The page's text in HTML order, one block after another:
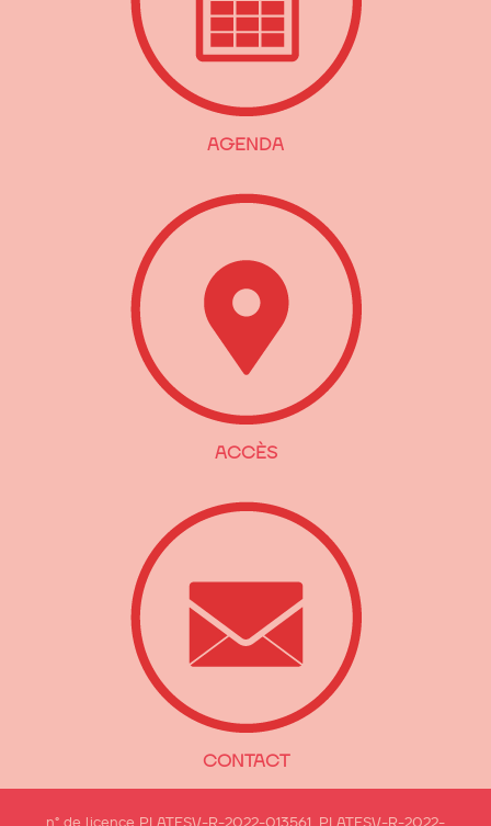
AGENDA
ACCÈS
CONTACT
n° de licence PLATESV-R-2022-013561, PLATESV-R-2022-